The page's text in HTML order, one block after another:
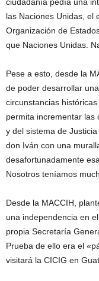
las Naciones Unidas, el
Organización de
que Naciones Unidas.
Pese a esto, desde la
de poder desarrollar
circunstancias
permita incrementar las
y del sistema de
don Iván con una
desafortunadamente
Nosotros teníamos
Desde la MACCIH,
una independencia en
propia Secretaría
Prueba de ello era el
visitará la CICIG en